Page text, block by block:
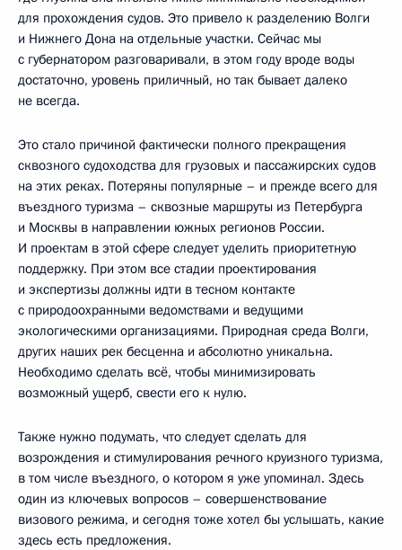
для прохождения судов. Это привело к разделению Волги
и Нижнего Дона на отдельные участки. Сейчас мы
с губернатором разговаривали, в этом году вроде воды
достаточно, уровень приличный, но так бывает далеко
не всегда.
Это стало причиной фактически полного прекращения
сквозного судоходства для грузовых и пассажирских судов
на этих реках. Потеряны популярные – и прежде всего для
въездного туризма – сквозные маршруты из Петербурга
и Москвы в направлении южных регионов России.
И проектам в этой сфере следует уделить приоритетную
поддержку. При этом все стадии проектирования
и экспертизы должны идти в тесном контакте
с природоохранными ведомствами и ведущими
экологическими организациями. Природная среда Волги,
других наших рек бесценна и абсолютно уникальна.
Необходимо сделать всё, чтобы минимизировать
возможный ущерб, свести его к нулю.
Также нужно подумать, что следует сделать для
возрождения и стимулирования речного круизного туризма,
в том числе въездного, о котором я уже упоминал. Здесь
один из ключевых вопросов – совершенствование
визового режима, и сегодня тоже хотел бы услышать, какие
здесь есть предложения.